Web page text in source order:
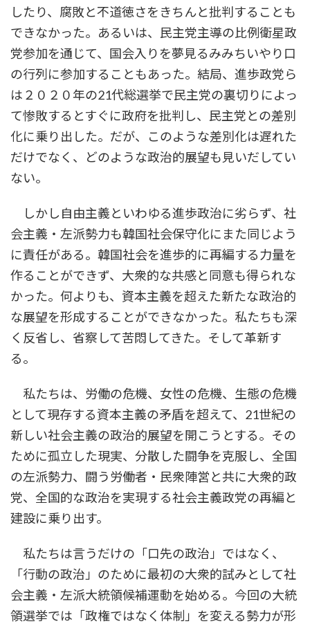
したり、腐敗と不道徳さをきちんと批判することも
できなかった。あるいは、民主党主導の比例衛星政
党参加を通じて、国会入りを夢見るみみちいやり口
の行列に参加することもあった。結局、進歩政党ら
は２０２０年の21代総選挙で民主党の裏切りによっ
て惨敗するとすぐに政府を批判し、民主党との差別
化に乗り出した。だが、このような差別化は遅れた
だけでなく、どのような政治的展望も見いだしてい
ない。
しかし自由主義といわゆる進歩政治に劣らず、社
会主義・左派勢力も韓国社会保守化にまた同じよう
に責任がある。韓国社会を進歩的に再編する力量を
作ることができず、大衆的な共感と同意も得られな
かった。何よりも、資本主義を超えた新たな政治的
な展望を形成することができなかった。私たちも深
く反省し、省察して苦悶してきた。そして革新す
る。
私たちは、労働の危機、女性の危機、生態の危機
として現存する資本主義の矛盾を超えて、21世紀の
新しい社会主義の政治的展望を開こうとする。その
ために孤立した現実、分散した闘争を克服し、全国
の左派勢力、闘う労働者・民衆陣営と共に大衆的政
党、全国的な政治を実現する社会主義政党の再編と
建設に乗り出す。
私たちは言うだけの「口先の政治」ではなく、
「行動の政治」のために最初の大衆的試みとして社
会主義・左派大統領候補運動を始める。今回の大統
領選挙では「政権ではなく体制」を変える勢力が形